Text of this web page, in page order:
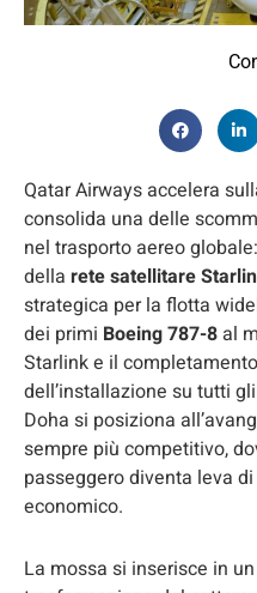
Qatar Airways accelera
consolida una delle
nel trasporto aereo
della rete satellitare
strategica per la flotta
dei primi Boeing 787-8 al
Starlink e il
dell’installazione su tutti
Doha si posiziona
sempre più competitivo,
passeggero diventa leva
economico.
La mossa si inserisce in